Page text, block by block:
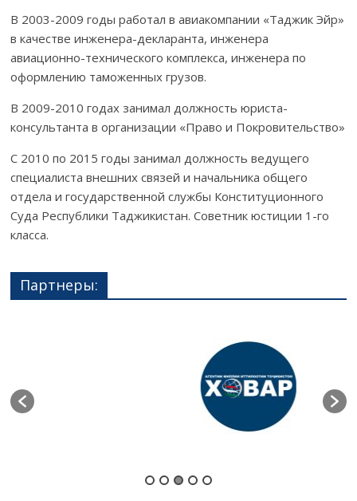
В 2003-2009 годы работал в авиакомпании «Таджик Эйр»
в качестве инженера-декларанта, инженера
авиационно-технического комплекса, инженера по
оформлению таможенных грузов.
В 2009-2010 годах занимал должность юриста-
консультанта в организации «Право и Покровительство»
С 2010 по 2015 годы занимал должность ведущего
специалиста внешних связей и начальника общего
отдела и государственной службы Конституционного
Суда Республики Таджикистан. Советник юстиции 1-го
класса.
Партнеры: